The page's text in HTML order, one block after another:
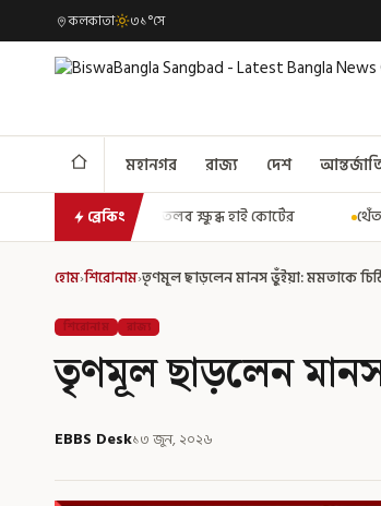
কলকাতা ৩১°সে
মহানগর রাজ্য দেশ
ব্রেকিং
হাই কোর্টের থেঁতলানো মাথা-গোপনাঙ্গে রড!
হোম›শিরোনাম›তৃণমূল ছাড়লেন মানস ভুঁইয়া: মমতাকে
শিরোনাম রাজ্য
তৃণমূল ছাড়লেন
EBBS Desk১৩ জুন, ২০২৬